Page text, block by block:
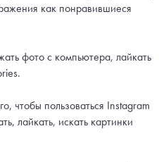
как понравившиеся
фото с компьютера, лайкать
чтобы пользоваться Instagram
лайкать, искать картинки